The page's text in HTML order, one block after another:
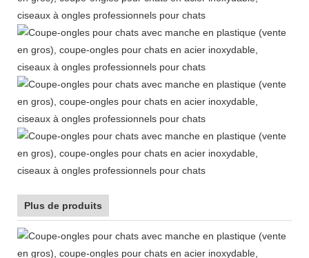
Plus de produits